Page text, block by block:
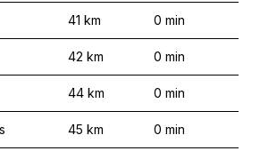
41 km 0 min
42 km 0 min
44 km 0 min
45 km 0 min